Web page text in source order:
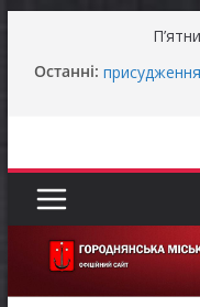
Останні: Оголошення
за вагомий
прав
реалізації
Батьки
оформити
Останніми